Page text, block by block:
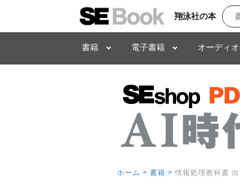
翔泳社の本
書籍 電子書籍 オーディ
ホーム > 書籍 > 情報処理教科書